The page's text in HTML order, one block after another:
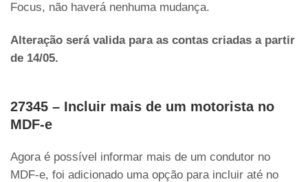
Focus, não haverá nenhuma mudança.
Alteração será valida para as contas criadas a partir
de 14/05.
27345 – Incluir mais de um motorista no
MDF-e
Agora é possível informar mais de um condutor no
MDF-e, foi adicionado uma opção para incluir até no